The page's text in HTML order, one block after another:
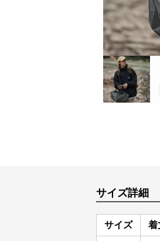
サイズ詳細
サイズ 着